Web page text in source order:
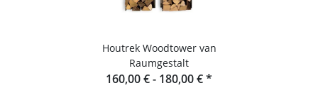
Houtrek Woodtower van
Raumgestalt
160,00 € - 180,00 €*